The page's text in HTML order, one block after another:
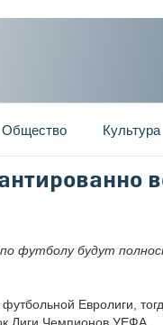
Общество Культура
футболу будут
Евролиги,